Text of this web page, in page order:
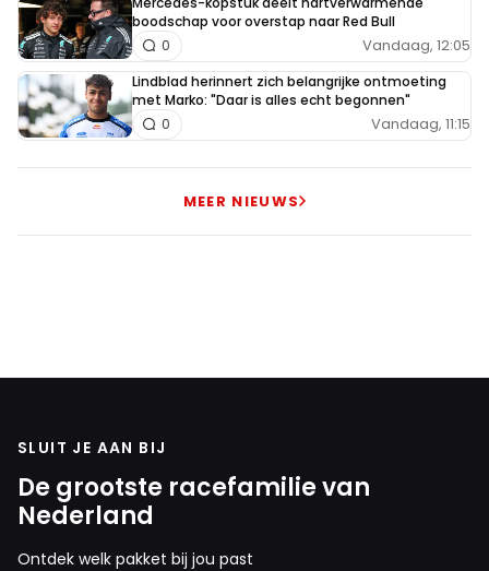
boodschap voor overstap naar Red Bull
Vandaag, 12:05
0
Lindblad herinnert zich belangrijke ontmoeting
met Marko: "Daar is alles echt begonnen"
Vandaag, 11:15
0
MEER NIEUWS
SLUIT JE AAN BIJ
De grootste racefamilie van
Nederland
Ontdek welk pakket bij jou past